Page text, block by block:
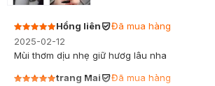
Hồng liên
Đã mua hàng
2025-02-12
Mùi thơm dịu nhẹ giữ hươg lâu nha
trang Mai
Đã mua hàng